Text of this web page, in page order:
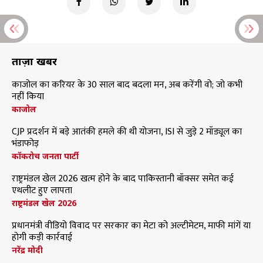
ताज़ा खबरें
काजोल का करियर के 30 साल बाद बदला मन, अब करेंगी वो; जो कभी
नहीं किया
काजोल
CJP प्रदर्शन में बड़े आतंकी हमले की थी योजना, ISI से जुड़े 2 मॉड्यूल का
भंडाफोड़
कॉकरोच जनता पार्टी
राष्ट्रमंडल खेल 2026 खत्म होने के बाद पाकिस्तानी बॉक्सर समेत कई
एथलीट हुए लापता
राष्ट्रमंडल खेल 2026
प्रधानमंत्री वीडियो विवाद पर सरकार का मेटा को अल्टीमेटम, माफी मांगें या
होगी कड़ी कार्रवाई
नरेंद्र मोदी